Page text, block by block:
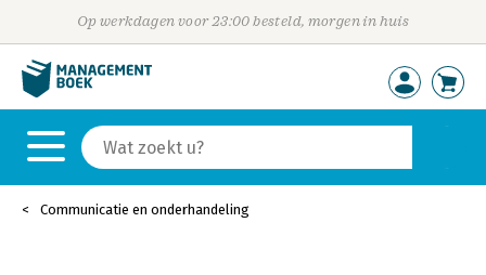
Op werkdagen voor 23:00 besteld, morgen in huis
Communicatie en onderhandeling